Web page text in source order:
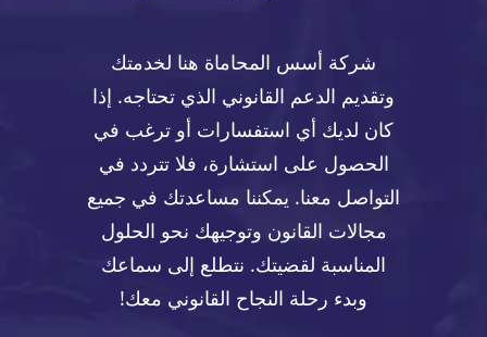
شركة أسس المحاماة هنا لخدمتك
وتقديم الدعم القانوني الذي تحتاجه. إذا
كان لديك أي استفسارات أو ترغب في
الحصول على استشارة، فلا تتردد في
التواصل معنا. يمكننا مساعدتك في جميع
مجالات القانون وتوجيهك نحو الحلول
المناسبة لقضيتك. نتطلع إلى سماعك
وبدء رحلة النجاح القانوني معك!